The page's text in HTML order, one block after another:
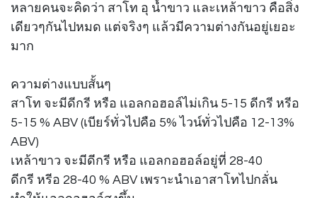
หลายคนจะคิดว่า สาโท อุ น้ำขาว และเหล้าขาว คือสิ่ง
เดียวๆกันไปหมด แต่จริงๆ แล้วมีความต่างกันอยู่เยอะ
มาก
ความต่างแบบสั้นๆ
สาโท จะมีดีกรี หรือ แอลกอฮอล์ไม่เกิน 5-15 ดีกรี หรีอ
5-15 % ABV (เบียร์ทั่วไปคือ 5% ไวน์ทั่วไปคือ 12-13%
ABV)
เหล้าขาว จะมีดีกรี หรือ แอลกอฮอล์อยู่ที่ 28-40
ดีกรี หรีอ 28-40 % ABV เพราะนำเอาสาโทไปกลั่น